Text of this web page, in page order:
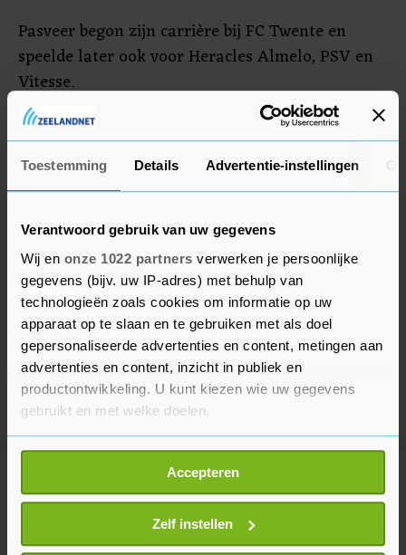
Toestemming Details Advertentie-instellingen
Verantwoord gebruik van uw gegevens
Wij en onze 1022 partners verwerken je persoonlijke
gegevens (bijv. uw IP-adres) met behulp van
technologieën zoals cookies om informatie op uw
apparaat op te slaan en te gebruiken met als doel
gepersonaliseerde advertenties en content, metingen aan
advertenties en content, inzicht in publiek en
productontwikkeling. U kunt kiezen wie uw gegevens
gebruikt en met welke doelen.
Als u het toestaat, willen we ook graag:
Informatie verzamelen over uw geografische
locatie, die tot een paar meter nauwkeurig kan zijn
Uw apparaat identificeren door het actief te
scannen op specifieke eigenschappen (fingerprinting)
Accepteren
Zelf instellen
Pasveer begon zijn carrière bij FC Twente en
speelde later ook voor Heracles Almelo, PSV en
Vitesse.
Meer uit Voetbal
Nog onzeker of WK-